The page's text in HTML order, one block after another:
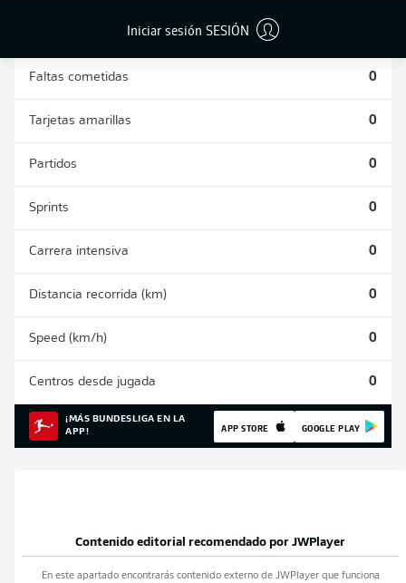
Iniciar sesión SESIÓN
Faltas cometidas 0
Tarjetas amarillas 0
Partidos 0
Sprints 0
Carrera intensiva 0
Distancia recorrida (km) 0
Speed (km/h) 0
Centros desde jugada 0
¡MÁS BUNDESLIGA EN LA
APP!
APP STORE GOOGLE PLAY
Contenido editorial recomendado por JWPlayer
En este apartado encontrarás contenido externo de JWPlayerque funciona